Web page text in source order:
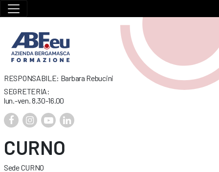
RESPONSABILE: Barbara Rebucini
SEGRETERIA:
lun.-ven. 8.30-16.00
CURNO
Sede CURNO